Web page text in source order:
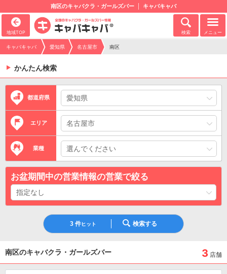
南区のキャバクラ・ガールズバー キャバキャバ
地域TOP 検索 メニュー
キャバキャバ 愛知県 名古屋市 南区
かんたん検索
都道府県
エリア
業種
お盆期間中の営業情報の営業で絞る
3 件ヒット 検索する
南区のキャバクラ・ガールズバー 3 店舗